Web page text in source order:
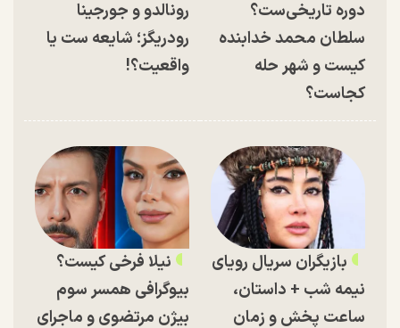
دوره تاریخی‌ست؟
سلطان محمد خدابنده
کیست و شهر حله
کجاست؟
رونالدو و جورجینا
رودریگز؛ شایعه ست یا
واقعیت؟!
بازیگران سریال رویای
نیمه شب + داستان،
ساعت پخش و زمان
نیلا فرخی کیست؟
بیوگرافی همسر سوم
بیژن مرتضوی و ماجرای